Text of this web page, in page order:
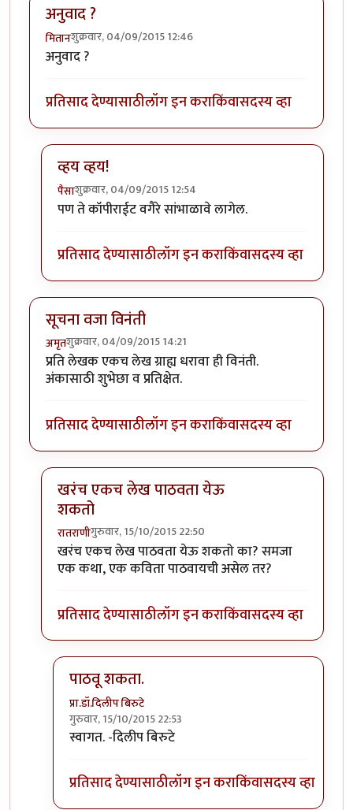
अनुवाद ?
मितानशुक्रवार, 04/09/2015 12:46
अनुवाद ?
प्रतिसाद देण्यासाठीलॉग इन कराकिंवासदस्य व्हा
व्हय व्हय!
पैसाशुक्रवार, 04/09/2015 12:54
In reply toअनुवाद ?byमितान
पण ते कॉपीराईट वगैरे सांभाळावे लागेल.
प्रतिसाद देण्यासाठीलॉग इन कराकिंवासदस्य व्हा
सूचना वजा विनंती
अमृतशुक्रवार, 04/09/2015 14:21
प्रति लेखक एकच लेख ग्राह्य धरावा ही विनंती.
अंकासाठी शुभेछा व प्रतिक्षेत.
प्रतिसाद देण्यासाठीलॉग इन कराकिंवासदस्य व्हा
खरंच एकच लेख पाठवता येऊ
शकतो
रातराणीगुरुवार, 15/10/2015 22:50
In reply toसूचना वजा विनंतीbyअमृत
खरंच एकच लेख पाठवता येऊ शकतो का? समजा
एक कथा, एक कविता पाठवायची असेल तर?
प्रतिसाद देण्यासाठीलॉग इन कराकिंवासदस्य व्हा
पाठवू शकता.
प्रा.डॉ.दिलीप बिरुटे
गुरुवार, 15/10/2015 22:53
In reply toखरंच एकच लेख पाठवता येऊ शकतो
स्वागत. -दिलीप बिरुटे
प्रतिसाद देण्यासाठीलॉग इन कराकिंवासदस्य व्हा